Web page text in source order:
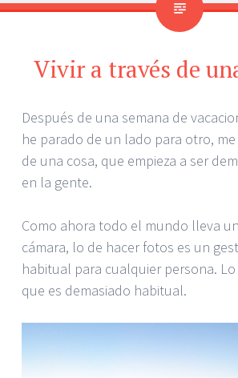
Vivir a través de
Después de una semana de
he parado de un lado para otro,
de una cosa, que empieza a ser
en la gente.
Como ahora todo el mundo lleva
cámara, lo de hacer fotos es un
habitual para cualquier persona.
que es demasiado habitual.